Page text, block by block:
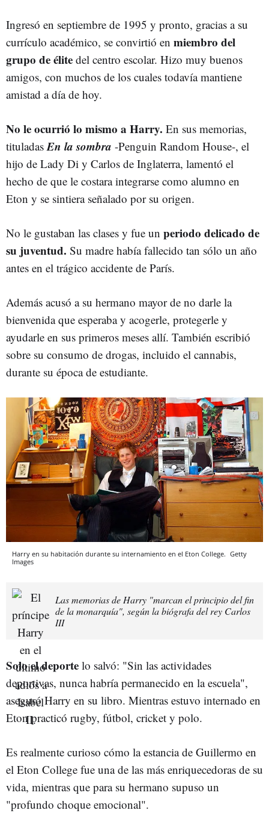
Ingresó en septiembre de 1995 y pronto, gracias a su
currículo académico, se convirtió en miembro del
grupo de élite del centro escolar. Hizo muy buenos
amigos, con muchos de los cuales todavía mantiene
amistad a día de hoy.
No le ocurrió lo mismo a Harry. En sus memorias,
tituladas En la sombra -Penguin Random House-, el
hijo de Lady Di y Carlos de Inglaterra, lamentó el
hecho de que le costara integrarse como alumno en
Eton y se sintiera señalado por su origen.
No le gustaban las clases y fue un periodo delicado de
su juventud. Su madre había fallecido tan sólo un año
antes en el trágico accidente de París.
Además acusó a su hermano mayor de no darle la
bienvenida que esperaba y acogerle, protegerle y
ayudarle en sus primeros meses allí. También escribió
sobre su consumo de drogas, incluido el cannabis,
durante su época de estudiante.
Harry en su habitación durante su internamiento en el Eton College. Getty
Images
Las memorias de Harry "marcan el principio del fin
de la monarquía", según la biógrafa del rey Carlos
III
Solo el deporte lo salvó: "Sin las actividades
deportivas, nunca habría permanecido en la escuela",
aseguró Harry en su libro. Mientras estuvo internado en
Eton practicó rugby, fútbol, cricket y polo.
Es realmente curioso cómo la estancia de Guillermo en
el Eton College fue una de las más enriquecedoras de su
vida, mientras que para su hermano supuso un
"profundo choque emocional".